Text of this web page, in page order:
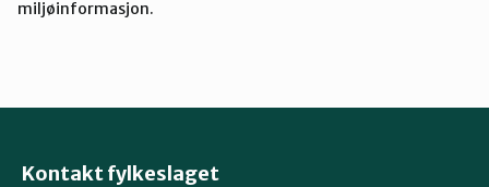
miljøinformasjon.
Kontakt fylkeslaget